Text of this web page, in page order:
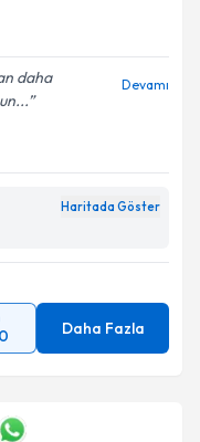
daha
Devamı
Haritada Göster
Daha Fazla